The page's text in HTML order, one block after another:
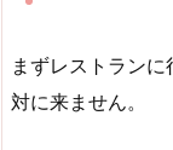
まずレストラン
対に来ません。